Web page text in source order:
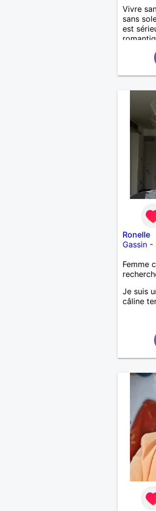
Vivre
sans
est
pouvez
Ronelle
Gassin-
Femme
Je suis
câline